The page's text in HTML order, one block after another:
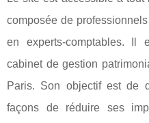
composée de
en experts-comptables. Il
cabinet de gestion
Paris. Son objectif est de
façons de réduire ses